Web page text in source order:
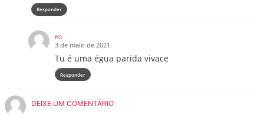
Responder
PC
3 de maio de 2021
Tu é uma égua parida vivace
Responder
DEIXE UM COMENTÁRIO